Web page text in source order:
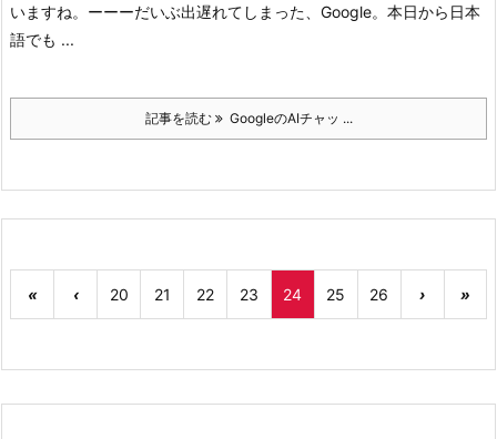
いますね。 ーーーだいぶ出遅れてしまった、Google。本日から日本
語でも ...
記事を読む GoogleのAIチャッ ...
« ‹ 20 21 22 23 24 25 26 › »